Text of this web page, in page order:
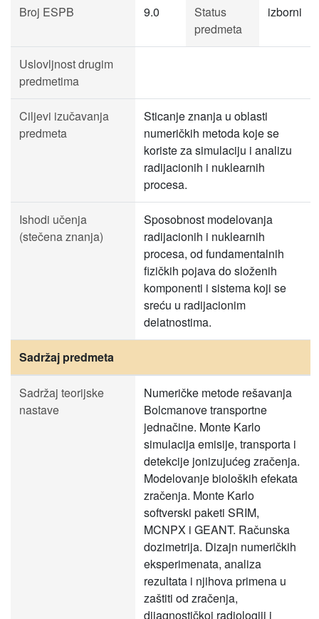
Broj ESPB 9.0
Status
predmeta
izborni
Uslovljnost drugim
predmetima
Ciljevi izučavanja
predmeta
Sticanje znanja u oblasti
numeričkih metoda koje se
koriste za simulaciju i analizu
radijacionih i nuklearnih
procesa.
Ishodi učenja
(stečena znanja)
Sposobnost modelovanja
radijacionih i nuklearnih
procesa, od fundamentalnih
fizičkih pojava do složenih
komponenti i sistema koji se
sreću u radijacionim
delatnostima.
Sadržaj predmeta
Sadržaj teorijske
nastave
Numeričke metode rešavanja
Bolcmanove transportne
jednačine. Monte Karlo
simulacija emisije, transporta i
detekcije jonizujućeg zračenja.
Modelovanje bioloških efekata
zračenja. Monte Karlo
softverski paketi SRIM,
MCNPX i GEANT. Računska
dozimetrija. Dizajn numeričkih
eksperimenata, analiza
rezultata i njihova primena u
zaštiti od zračenja,
dijagnostičkoj radiologiji i